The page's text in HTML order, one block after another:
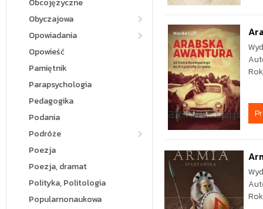
Obcojęzyczne
Obyczajowa
Opowiadania
Opowieść
Pamiętnik
Parapsychologia
Pedagogika
Podania
Podróże
Poezja
Poezja, dramat
Polityka, Politologia
Popularnonaukowa